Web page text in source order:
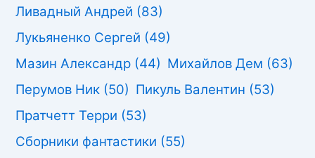
Ливадный Андрей (83)
Лукьяненко Сергей (49)
Мазин Александр (44) Михайлов Дем (63)
Перумов Ник (50) Пикуль Валентин (53)
Пратчетт Терри (53)
Сборники фантастики (55)